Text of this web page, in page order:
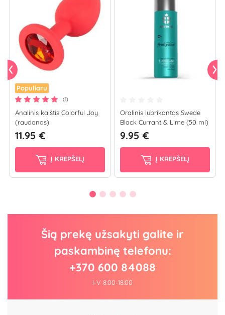
Populiaru
(1)
Analinis kaištis Colorful Joy
(raudonas)
11.95 €
Į KREPŠELĮ
Oralinis lubrikantas Swede
Black Currant & Lime (50 ml)
9.95 €
Į KREPŠELĮ
Šią prekę užsakyti galite ir
paskambinę telefonu:
+370 600 84088
I-V 8:00-18:00